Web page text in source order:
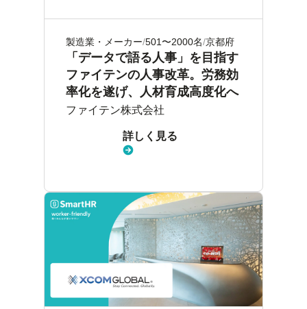
製造業・メーカー 501〜2000名 京都府
「データで語る人事」を目指す
ファイテンの人事改革。労務効
率化を遂げ、人材育成高度化へ
ファイテン株式会社
詳しく見る